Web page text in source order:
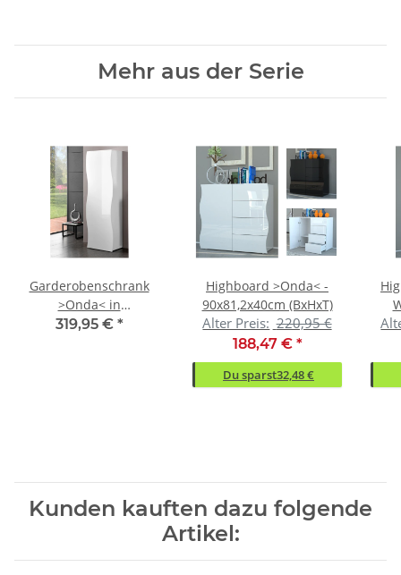
Mehr aus der Serie
Garderobenschrank
>Onda< in
Weiß/Hochglanz -
319,95 € *
Highboard >Onda< -
90x81,2x40cm (BxHxT)
Alter Preis: 220,95 €
188,47 € *
Du sparst32,48 €
Kunden kauften dazu folgende
Artikel: